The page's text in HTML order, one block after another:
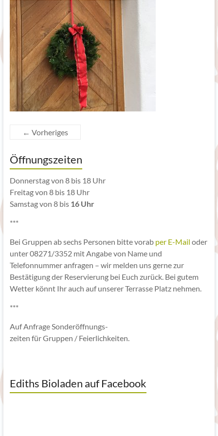
← Vorheriges
Öffnungszeiten
Donnerstag von 8 bis 18 Uhr
Freitag von 8 bis 18 Uhr
Samstag von 8 bis 16 Uhr
***
Bei Gruppen ab sechs Personen bitte vorab per E-Mail oder
unter 08271/3352 mit Angabe von Name und
Telefonnummer anfragen – wir melden uns gerne zur
Bestätigung der Reservierung bei Euch zurück. Bei gutem
Wetter könnt Ihr auch auf unserer Terrasse Platz nehmen.
***
Auf Anfrage Sonderöffnungs-
zeiten für Gruppen / Feierlichkeiten.
Ediths Bioladen auf Facebook